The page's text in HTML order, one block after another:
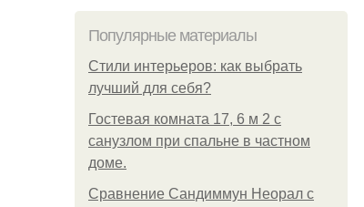
Популярные материалы
Стили интерьеров: как выбрать
лучший для себя?
Гостевая комната 17, 6 м 2 с
санузлом при спальне в частном
доме.
Сравнение Сандиммун Неорал с